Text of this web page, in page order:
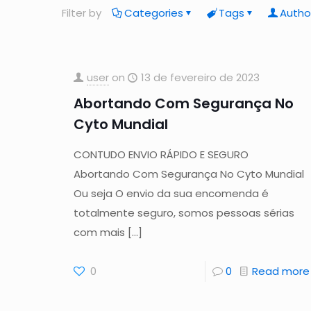
Filter by Categories Tags
user on 13 de fevereiro de 2023
Abortando Com Segurança No
Cyto Mundial
CONTUDO ENVIO RÁPIDO E SEGURO
Abortando Com Segurança No Cyto Mundial
Ou seja O envio da sua encomenda é
totalmente seguro, somos pessoas sérias
com mais […]
0 0 Read more